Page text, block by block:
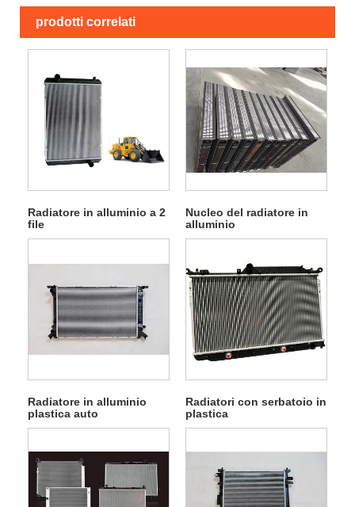
prodotti correlati
Radiatore in alluminio a 2
file
Nucleo del radiatore in
alluminio
Radiatore in alluminio
plastica auto
Radiatori con serbatoio in
plastica